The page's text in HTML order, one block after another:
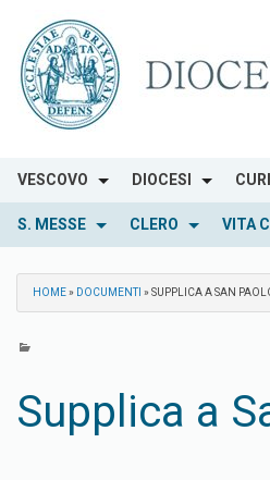
content
VESCOVO DIOCESI
S. MESSE CLERO VITA
HOME» DOCUMENTI »SUPPLICA A SAN
Supplica a